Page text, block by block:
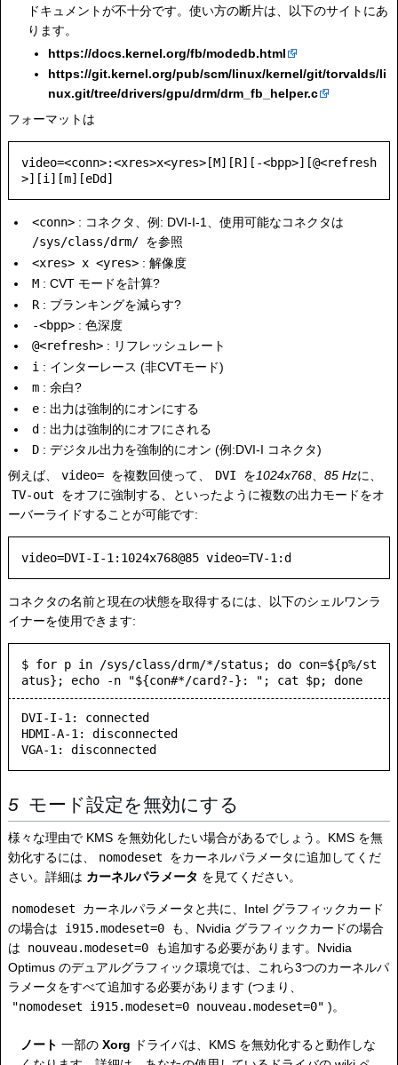
ドキュメントが不十分です。使い方の断片は、以下のサイトにあ
ります。
https://docs.kernel.org/fb/modedb.html
https://git.kernel.org/pub/scm/linux/kernel/git/torvalds/li
nux.git/tree/drivers/gpu/drm/drm_fb_helper.c
フォーマットは
video=<conn>:<xres>x<yres>[M][R][-<bpp>][@<refresh
<conn> : コネクタ、例: DVI-I-1、使用可能なコネクタは
/sys/class/drm/ を参照
<xres> x <yres> : 解像度
M : CVT モードを計算?
R : ブランキングを減らす?
-<bpp> : 色深度
@<refresh> : リフレッシュレート
i : インターレース (非CVTモード)
m : 余白?
e : 出力は強制的にオンにする
d : 出力は強制的にオフにされる
D : デジタル出力を強制的にオン (例:DVI-I コネクタ)
例えば、
video= を複数回使って、 DVI を1024x768、 85 Hzに、
TV-out
をオフに強制する、といったように複数の出力モードをオ
ーバーライドすることが可能です:
コネクタの名前と現在の状態を取得するには、以下のシェルワンラ
イナーを使用できます:
$ for p in /sys/class/drm/*/status; do con=${p%/st
atus}; echo -n "${con#*/card?-}: "; cat $p; done
DVI-I-1: connected
HDMI-A-1: disconnected
モード設定を無効にする
様々な理由で KMS を無効化したい場合があるでしょう。KMS を無
効化するには、
nomodeset
をカーネルパラメータに追加してくだ
さい。詳細は カーネルパラメータ を見てください。
nomodeset
カーネルパラメータと共に、Intel グラフィックカード
の場合は
i915.modeset=0
も、Nvidia グラフィックカードの場合
は
nouveau.modeset=0
も追加する必要があります。Nvidia
Optimus のデュアルグラフィック環境では、これら3つのカーネルパ
ラメータをすべて追加する必要があります (つまり、
"nomodeset i915.modeset=0 nouveau.modeset=0" )。
ノート 一部の Xorg ドライバは、KMS を無効化すると動作しな